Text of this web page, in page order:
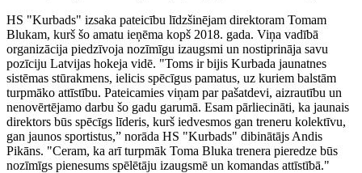
HS "Kurbads" izsaka pateicību līdzšinējam direktoram Tomam
Blukam, kurš šo amatu ieņēma kopš 2018. gada. Viņa vadībā
organizācija piedzīvoja nozīmīgu izaugsmi un nostiprināja savu
pozīciju Latvijas hokeja vidē. "Toms ir bijis Kurbada jaunatnes
sistēmas stūrakmens, ielicis spēcīgus pamatus, uz kuriem balstām
turpmāko attīstību. Pateicamies viņam par pašatdevi, aizrautību un
nenovērtējamo darbu šo gadu garumā. Esam pārliecināti, ka jaunais
direktors būs spēcīgs līderis, kurš iedvesmos gan treneru kolektīvu,
gan jaunos sportistus,” norāda HS "Kurbads" dibinātājs Andis
Pikāns. "Ceram, ka arī turpmāk Toma Bluka trenera pieredze būs
nozīmīgs pienesums spēlētāju izaugsmē un komandas attīstībā."